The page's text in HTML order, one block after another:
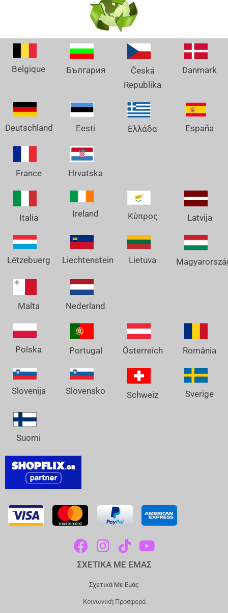
Belgique България
Česká
Republika
Danmark
Deutschland Eesti Ελλάδα España
France Hrvatska
Italia Ireland Κύπρος Latvija
Lëtzebuerg Liechtenstein Lietuva
Malta Nederland
Polska Portugal Österreich România
Slovenija Slovensko Schweiz Sverige
Suomi
F
A
C
B
I
N
S
T
A
T
I
K
T
O
Y
O
U
ΣΧΕΤΙΚΑ ΜΕ ΕΜΑΣ
Σχετικά Με Εμάς
Κοινωνική Προσφορά